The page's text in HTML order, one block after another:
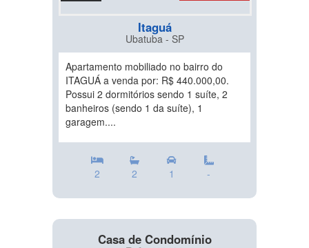
Itaguá
Ubatuba - SP
Apartamento mobiliado no bairro do
ITAGUÁ a venda por: R$ 440.000,00.
Possui 2 dormitórios sendo 1 suíte, 2
banheiros (sendo 1 da suíte), 1
garagem....
2 2 1 -
Casa de Condomínio